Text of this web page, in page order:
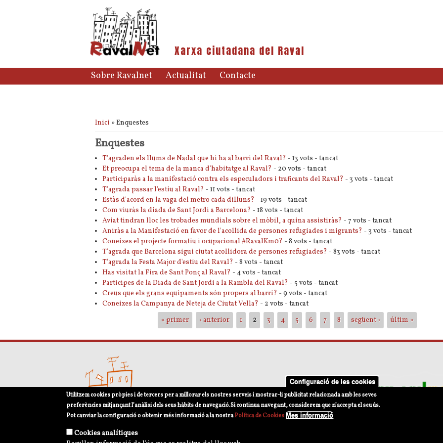
Xarxa ciutadana del Raval
Sobre Ravalnet Actualitat Contacte
Esteu aquí
Inici » Enquestes
Enquestes
T'agraden els llums de Nadal que hi ha al barri del Raval? - 13 vots - tancat
Et preocupa el tema de la manca d'habitatge al Raval? - 20 vots - tancat
Participaràs a la manifestació contra els especuladors i traficants del Raval? - 3 vots - tancat
T'agrada passar l'estiu al Raval? - 11 vots - tancat
Estàs d'acord en la vaga del metro cada dilluns? - 19 vots - tancat
Com viuràs la diada de Sant Jordi a Barcelona? - 18 vots - tancat
Aviat tindran lloc les trobades mundials sobre el mòbil, a quina assistiràs? - 7 vots - tancat
Aniràs a la Manifestació en favor de l'acollida de persones refugiades i migrants? - 3 vots - tancat
Coneixes el projecte formatiu i ocupacional #RavalKm0? - 8 vots - tancat
T'agrada que Barcelona sigui ciutat acollidora de persones refugiades? - 83 vots - tancat
T'agrada la Festa Major d'estiu del Raval? - 8 vots - tancat
Has visitat la Fira de Sant Ponç al Raval? - 4 vots - tancat
Participes de la Diada de Sant Jordi a la Rambla del Raval? - 5 vots - tancat
Creus que els grans equipaments són propers al barri? - 9 vots - tancat
Coneixes la Campanya de Neteja de Ciutat Vella? - 2 vots - tancat
« primer ‹ anterior 1 2 3 4 5 6 7 8 següent › últim »
Configuració de les cookies
Utilitzem cookies pròpies i de tercers per a millorar els nostres serveis i mostrar-li publicitat relacionada amb les seves
preferències mitjançant l’anàlisi dels seus hàbits de navegació.Si continua navegant, considerem que n’accepta el seu ús.
Pot canviar la configuració o obtenir més informació a la nostraPolítica de Cookies Mes informació
Cookies analítiques